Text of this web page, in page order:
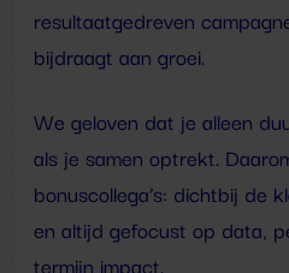
resultaatgedreven
bijdraagt aan groei.
We geloven dat je alleen
als je samen optrekt.
bonuscollega’s: dichtbij de
en altijd gefocust op data,
termijn impact.